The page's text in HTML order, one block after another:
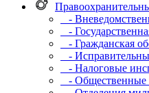
-
-
- Гражданская
-
- Налоговые
- Общественные